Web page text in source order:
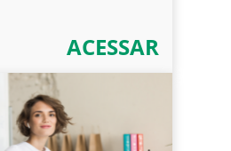
ACESSAR